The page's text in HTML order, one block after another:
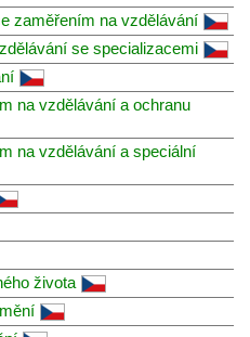
zaměřením na vzdělávání
se specializacemi
na vzdělávání a ochranu
na vzdělávání a speciální
života